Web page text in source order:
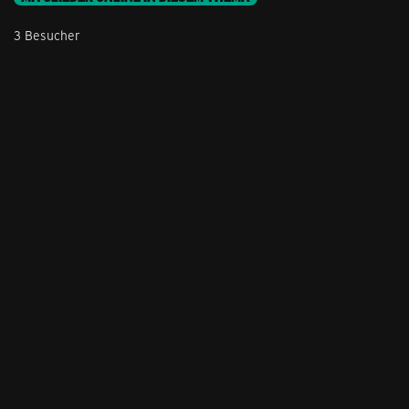
3 Besucher